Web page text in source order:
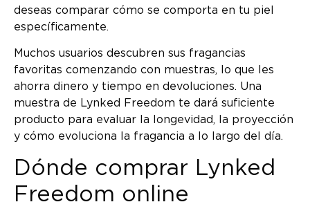
deseas comparar cómo se comporta en tu piel
específicamente.
Muchos usuarios descubren sus fragancias
favoritas comenzando con muestras, lo que les
ahorra dinero y tiempo en devoluciones. Una
muestra de Lynked Freedom te dará suficiente
producto para evaluar la longevidad, la proyección
y cómo evoluciona la fragancia a lo largo del día.
Dónde comprar Lynked
Freedom online